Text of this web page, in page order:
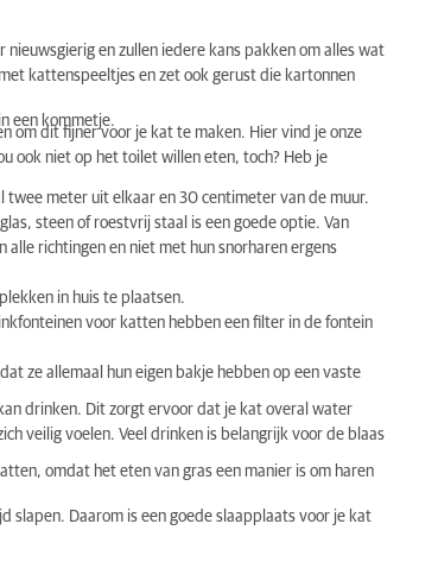
nieuwsgierig en zullen iedere kans pakken om alles wat
kattenspeeltjes en zet ook gerust die kartonnen
een kommetje.
om dit fijner voor je kat te maken. Hier vind je onze
ook niet op het toilet willen eten, toch? Heb je
twee meter uit elkaar en 30 centimeter van de muur.
steen of roestvrij staal is een goede optie. Van
richtingen en niet met hun snorharen ergens
in huis te plaatsen.
voor katten hebben een filter in de fontein
ze allemaal hun eigen bakje hebben op een vaste
drinken. Dit zorgt ervoor dat je kat overal water
veilig voelen. Veel drinken is belangrijk voor de blaas
omdat het eten van gras een manier is om haren
slapen. Daarom is een goede slaapplaats voor je kat